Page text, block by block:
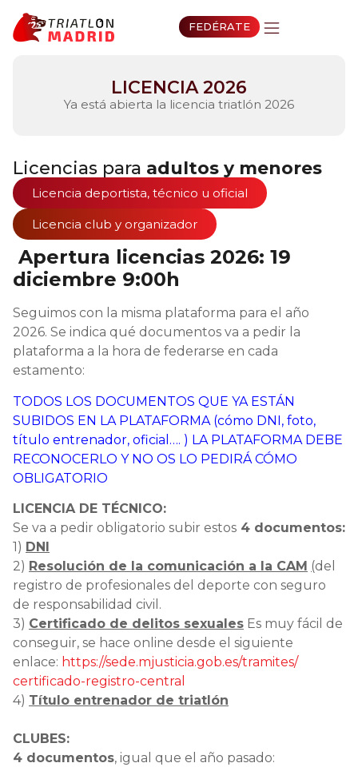
FEDÉRATE
LICENCIA 2026
Ya está abierta la licencia triatlón 2026
Licencias para adultos y menores
Licencia deportista, técnico u oficial
Licencia club y organizador
Apertura licencias 2026: 19
diciembre 9:00h
Seguimos con la misma plataforma para el año
2026. Se indica qué documentos va a pedir la
plataforma a la hora de federarse en cada
estamento:
TODOS LOS DOCUMENTOS QUE YA ESTÁN
SUBIDOS EN LA PLATAFORMA (cómo DNI, foto,
título entrenador, oficial…. ) LA PLATAFORMA DEBE
RECONOCERLO Y NO OS LO PEDIRÁ CÓMO
OBLIGATORIO
LICENCIA DE TÉCNICO:
Se va a pedir obligatorio subir estos 4 documentos:
1) DNI
2) Resol ución de la comunicación a la CAM (del
registro de profesionales del deporte con seguro
de responsabilidad civil.
3) Certificado de delitos sexuales Es muy fácil de
conseguir, se hace online desde el siguiente
enlace: https://sede.mjusticia.gob.es/tramites/
certificado-registro-central
4) Título entrenador de triatlón
CLUBES:
4 documentos, igual que el año pasado: